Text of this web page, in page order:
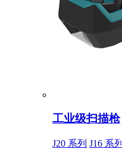
工业级扫描枪
J20 系列 J16 系列